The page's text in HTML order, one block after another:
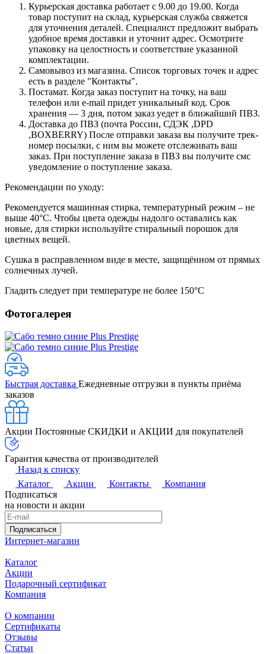
Курьерская доставка работает с 9.00 до 19.00. Когда
товар поступит на склад, курьерская служба свяжется
для уточнения деталей. Специалист предложит выбрать
удобное время доставки и уточнит адрес. Осмотрите
упаковку на целостность и соответствие указанной
комплектации.
Самовывоз из магазина. Список торговых точек и адрес
есть в разделе "Контакты".
Постамат. Когда заказ поступит на точку, на ваш
телефон или e-mail придет уникальный код. Срок
хранения — 3 дня, потом заказ уедет в ближайший ПВЗ.
Доставка до ПВЗ (почта России, СДЭК ,DPD
,BOXBERRY) После отправки заказа вы получите трек-
номер посылки, с ним вы можете отслеживать ваш
заказ. При поступление заказа в ПВЗ вы получите смс
уведомление о поступление заказа.
Рекомендации по уходу:
Рекомендуется машинная стирка, температурный режим – не
выше 40°С. Чтобы цвета одежды надолго оставались как
новые, для стирки используйте стиральный порошок для
цветных вещей.
Сушка в расправленном виде в месте, защищённом от прямых
солнечных лучей.
Гладить следует при температуре не более 150°С
Фотогалерея
Быстрая доставка Ежедневные отгрузки в пункты приёма
заказов
Акции Постоянные СКИДКИ и АКЦИИ для покупателей
Гарантия качества от производителей
Назад к списку
Каталог
Акции Контакты
Компания
Подписаться
на новости и акции
Подписаться
Интернет-магазин
Каталог
Акции
Подарочный сертификат
Компания
О компании
Сертификаты
Отзывы
Статьи